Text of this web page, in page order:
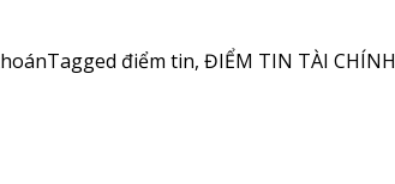
Tagged điểm tin, ĐIỂM TIN TÀI CHÍNH